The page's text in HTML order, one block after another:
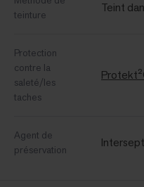
teinture
Teint
Protection
contre la
saleté/les
taches
Agent de
préservation